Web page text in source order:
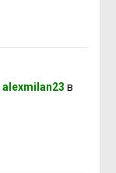
alexmilan23 в